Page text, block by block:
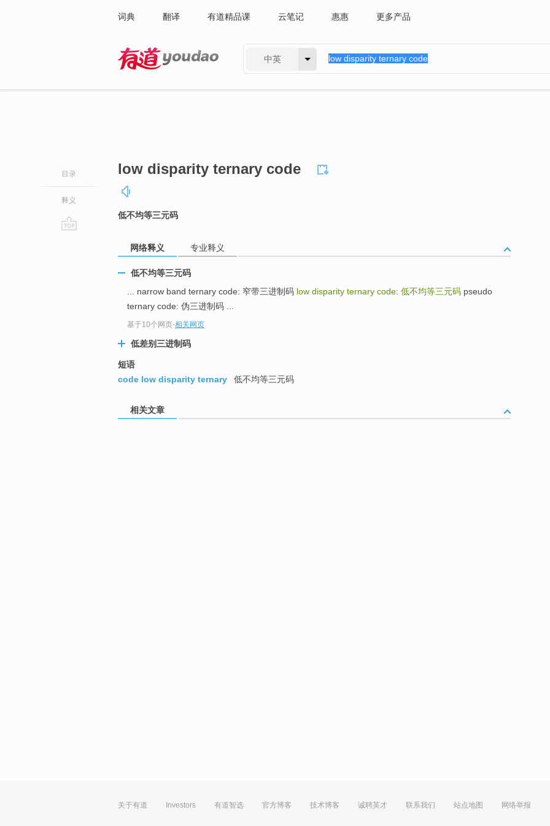
词典 翻译 有道精品课 云笔记 惠惠 更多产品
中英
目录
释义
low disparity ternary code
低不均等三元码
网络释义 专业释义
低不均等三元码
... narrow band ternary code: 窄带三进制码 low disparity ternary code: 低不均等三元码 pseudo
ternary code: 伪三进制码 ...
基于10个网页-相关网页
低差别三进制码
短语
code low disparity ternary
低不均等三元码
相关文章
关于有道 Investors 有道智选 官方博客 技术博客 诚聘英才 联系我们 站点地图 网络举报